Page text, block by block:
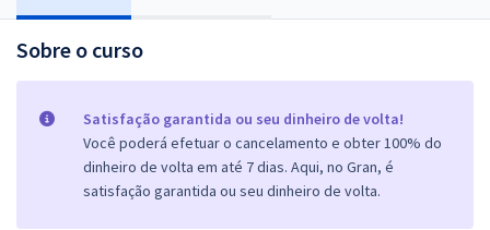
Sobre o curso
Satisfação garantida ou seu dinheiro de volta!
Você poderá efetuar o cancelamento e obter 100% do
dinheiro de volta em até 7 dias. Aqui, no Gran, é
satisfação garantida ou seu dinheiro de volta.